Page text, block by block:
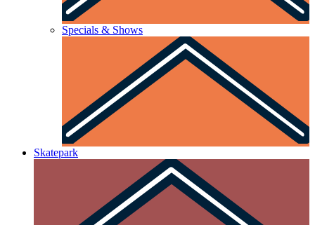
Specials & Shows
Skatepark